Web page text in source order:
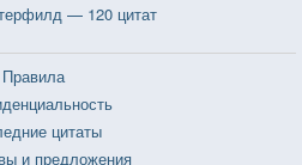
— 120 цитат
Правила
цитаты
и предложения